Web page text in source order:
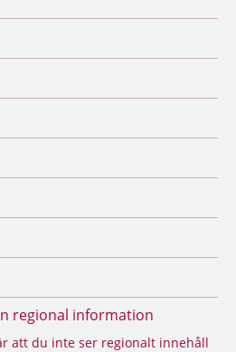
regional information
att du inte ser regionalt innehåll